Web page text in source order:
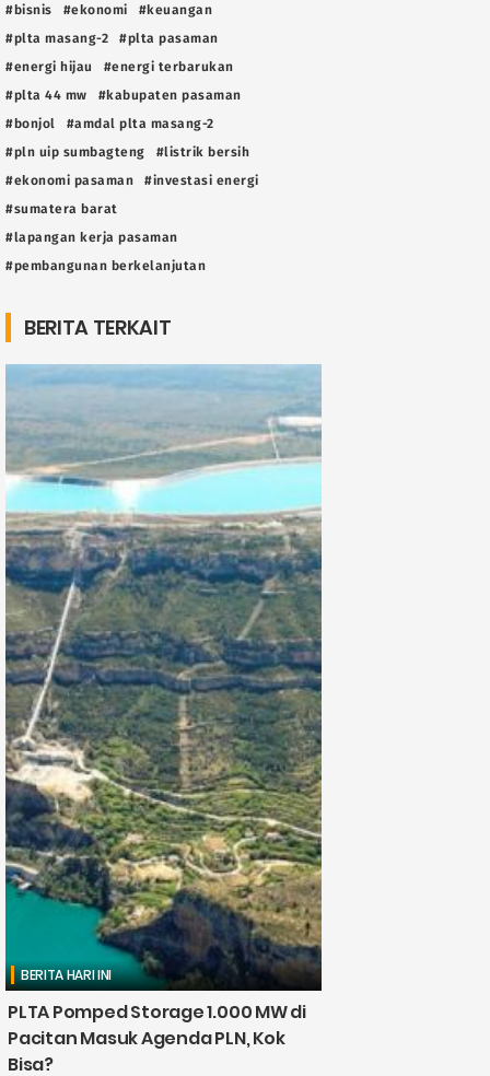
#bisnis #ekonomi
#keuangan
#plta masang-2
#plta pasaman
#energi hijau
#energi terbarukan
#plta 44 mw
#kabupaten pasaman
#bonjol
#amdal plta masang-2
#pln uip sumbagteng
#listrik bersih
#ekonomi pasaman
#investasi energi
#sumatera barat
#lapangan kerja pasaman
#pembangunan berkelanjutan
BERITA TERKAIT
BERITA HARI INI
PLTA Pomped Storage 1.000 MW di
Pacitan Masuk Agenda PLN, Kok
Bisa?